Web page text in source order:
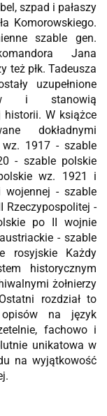
szpad i pałaszy
Komorowskiego.
szable gen.
Jana
też płk. Tadeusza
uzupełnione
i stanowią
historii. W książce
dokładnymi
1917 - szable
- szable polskie
wz. 1921 i
wojennej - szable
Rzeczypospolitej -
po II wojnie
- szable
rosyjskie Każdy
historycznym
żołnierzy
rozdział to
na język
fachowo i
unikatowa w
na wyjątkowość